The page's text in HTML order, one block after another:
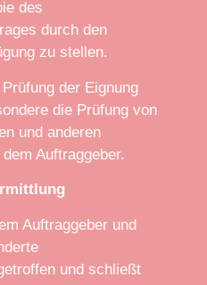
des
durch den
zu stellen.
der Eignung
die Prüfung von
und anderen
Auftraggeber.
Auftraggeber und
und schließt